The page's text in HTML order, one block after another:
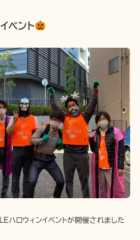
ベント
ロウィンイベントが開催されました